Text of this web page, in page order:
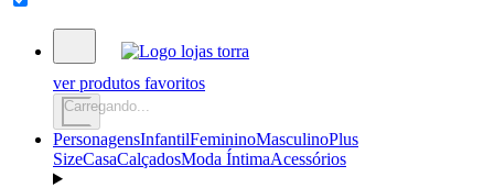
ver produtos favoritos
Carregando...
PersonagensInfantilFemininoMasculinoPlus
SizeCasaCalçadosModa ÍntimaAcessórios